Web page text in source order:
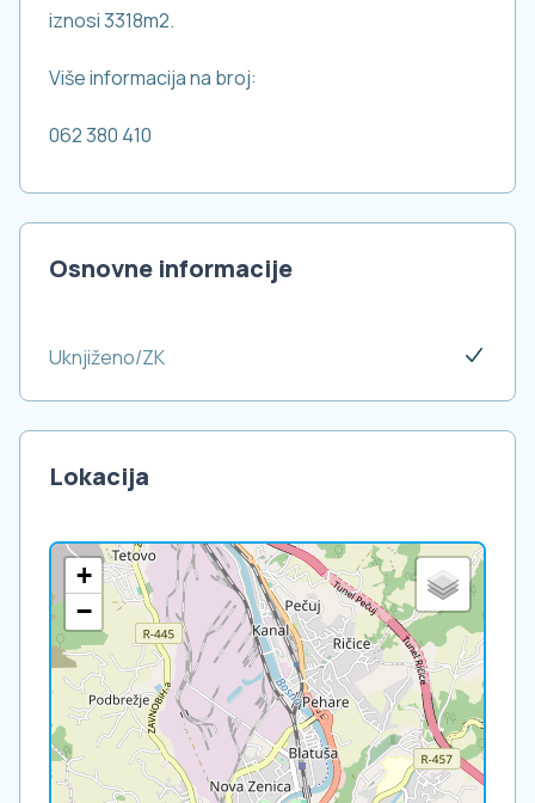
iznosi 3318m2.
Više informacija na broj:
062 380 410
Osnovne informacije
Uknjiženo/ZK
Lokacija
+
−